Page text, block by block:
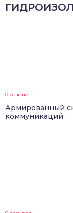
0 отзывов
Армированный
коммуникаций